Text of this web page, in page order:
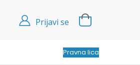
Prijavi se
Pravna lica